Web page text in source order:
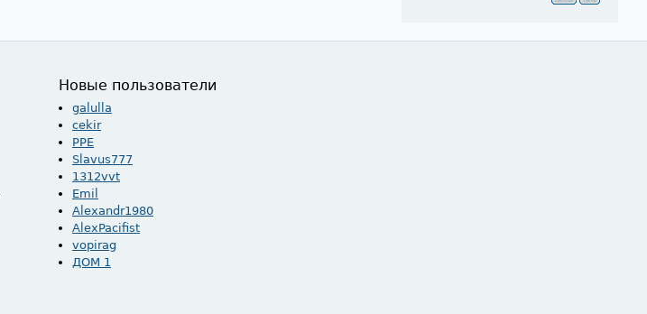
Новые пользователи
galulla
cekir
PPE
Slavus777
1312vvt
Emil
Alexandr1980
AlexPacifist
vopirag
ДОМ 1